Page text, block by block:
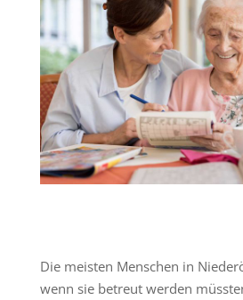
Die meisten Menschen in
wenn sie betreut werden